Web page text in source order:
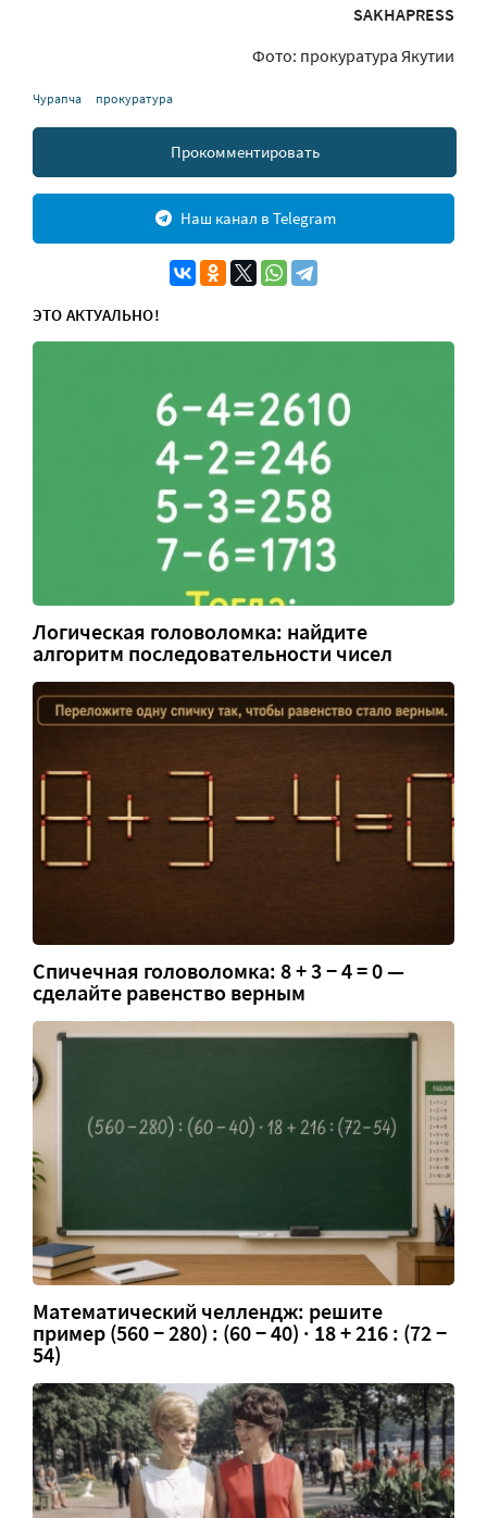
SAKHAPRESS
Фото: прокуратура Якутии
Чурапча прокуратура
Прокомментировать
Наш канал в Telegram
ЭТО АКТУАЛЬНО!
Логическая головоломка: найдите
алгоритм последовательности чисел
Спичечная головоломка: 8 + 3 − 4 = 0 —
сделайте равенство верным
Математический челлендж: решите
пример (560 − 280) : (60 − 40) · 18 + 216 : (72 −
54)